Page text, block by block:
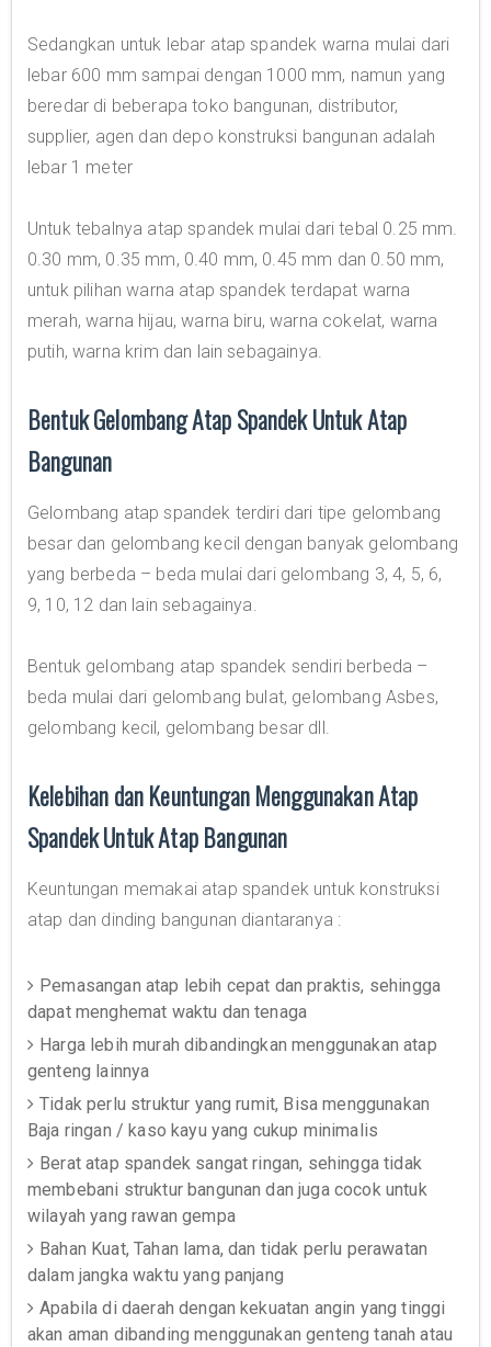
Sedangkan untuk lebar atap spandek warna mulai dari
lebar 600 mm sampai dengan 1000 mm, namun yang
beredar di beberapa toko bangunan, distributor,
supplier, agen dan depo konstruksi bangunan adalah
lebar 1 meter
Untuk tebalnya atap spandek mulai dari tebal 0.25 mm.
0.30 mm, 0.35 mm, 0.40 mm, 0.45 mm dan 0.50 mm,
untuk pilihan warna atap spandek terdapat warna
merah, warna hijau, warna biru, warna cokelat, warna
putih, warna krim dan lain sebagainya.
Bentuk Gelombang Atap Spandek Untuk Atap
Bangunan
Gelombang atap spandek terdiri dari tipe gelombang
besar dan gelombang kecil dengan banyak gelombang
yang berbeda – beda mulai dari gelombang 3, 4, 5, 6,
9, 10, 12 dan lain sebagainya.
Bentuk gelombang atap spandek sendiri berbeda –
beda mulai dari gelombang bulat, gelombang Asbes,
gelombang kecil, gelombang besar dll.
Kelebihan dan Keuntungan Menggunakan Atap
Spandek Untuk Atap Bangunan
Keuntungan memakai atap spandek untuk konstruksi
atap dan dinding bangunan diantaranya :
Pemasangan atap lebih cepat dan praktis, sehingga
dapat menghemat waktu dan tenaga
Harga lebih murah dibandingkan menggunakan atap
genteng lainnya
Tidak perlu struktur yang rumit, Bisa menggunakan
Baja ringan / kaso kayu yang cukup minimalis
Berat atap spandek sangat ringan, sehingga tidak
membebani struktur bangunan dan juga cocok untuk
wilayah yang rawan gempa
Bahan Kuat, Tahan lama, dan tidak perlu perawatan
dalam jangka waktu yang panjang
Apabila di daerah dengan kekuatan angin yang tinggi
akan aman dibanding menggunakan genteng tanah atau